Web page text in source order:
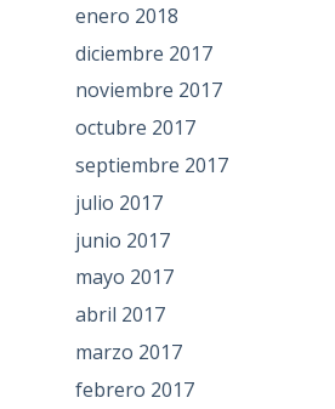
enero 2018
diciembre 2017
noviembre 2017
octubre 2017
septiembre 2017
julio 2017
junio 2017
mayo 2017
abril 2017
marzo 2017
febrero 2017